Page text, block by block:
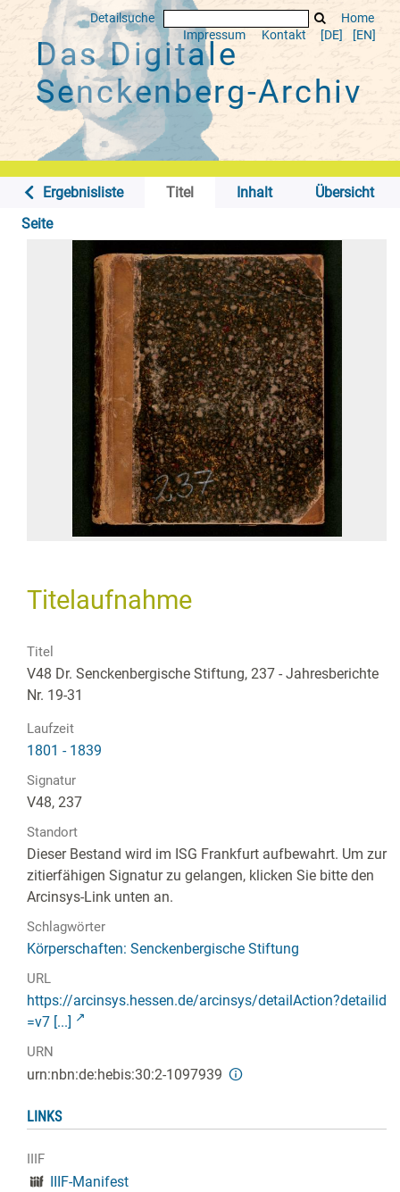
Detailsuche
Home
Impressum
Kontakt [DE] [EN]
Das Digitale
Senckenberg-Archiv
Ergebnisliste Titel Inhalt
Übersicht
Seite
Titelaufnahme
Titel
V48 Dr. Senckenbergische Stiftung, 237 - Jahresberichte
Nr. 19-31
Laufzeit
1801 - 1839
Signatur
V48, 237
Standort
Dieser Bestand wird im ISG Frankfurt aufbewahrt. Um zur
zitierfähigen Signatur zu gelangen, klicken Sie bitte den
Arcinsys-Link unten an.
Schlagwörter
Körperschaften: Senckenbergische Stiftung
URL
https://arcinsys.hessen.de/arcinsys/detailAction?detailid
=v7 [...]
URN
urn:nbn:de:hebis:30:2-1097939
LINKS
IIIF
IIIF-Manifest